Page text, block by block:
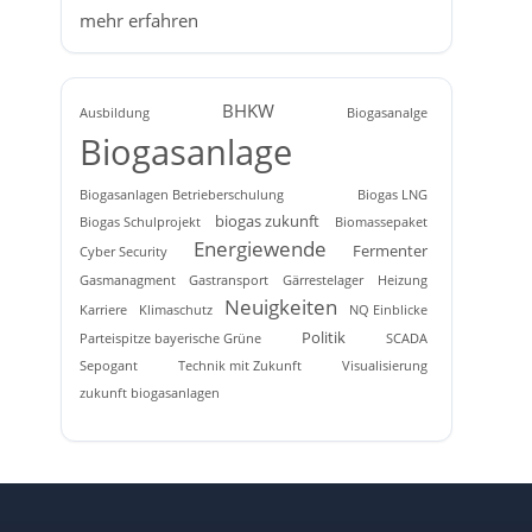
mehr erfahren
Ausbildung BHKW Biogasanalge
Biogasanlage
Biogasanlagen Betrieberschulung
Biogas LNG
Biogas Schulprojekt
biogas zukunft
Biomassepaket
Cyber Security
Energiewende Fermenter
Gasmanagment Gastransport Gärrestelager
Heizung
Karriere
Klimaschutz Neuigkeiten
NQ Einblicke
Parteispitze bayerische Grüne
Politik
SCADA
Sepogant
Technik mit Zukunft
Visualisierung
zukunft biogasanlagen